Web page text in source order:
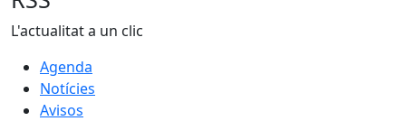
L'actualitat a un clic
Agenda
Notícies
Avisos